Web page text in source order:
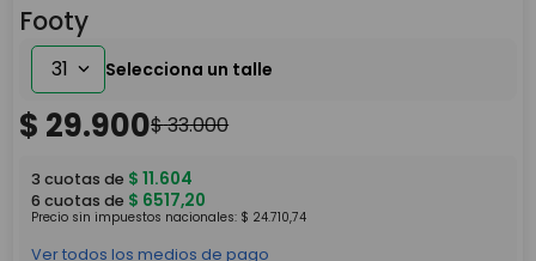
5. toy story
Footy
31
$ 29.900$33.000
3 cuotas de $ 11.604
6 cuotas de $ 6517,20
Precio sin impuestos nacionales: $ 24.710,74
Ver todos los medios de pago